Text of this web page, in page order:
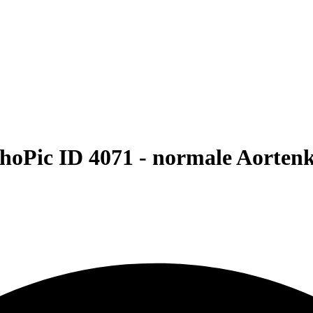
ID 4071 - normale